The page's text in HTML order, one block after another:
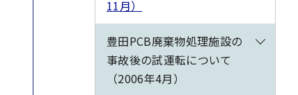
11月）
豊田PCB廃棄物処理施設の
事故後の試運転について
（2006年4月）